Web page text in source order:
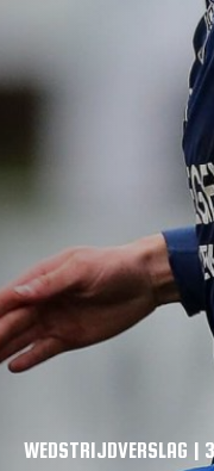
WEDSTRIJDVERSLAG |